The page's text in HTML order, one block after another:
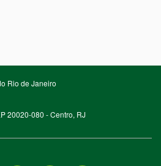
Rio de Janeiro
20020-080 - Centro, RJ